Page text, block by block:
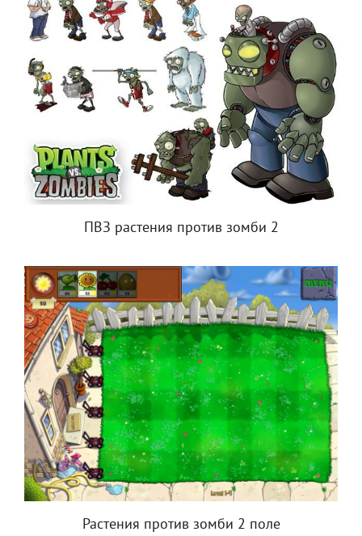
ПВЗ растения против зомби 2
Растения против зомби 2 поле